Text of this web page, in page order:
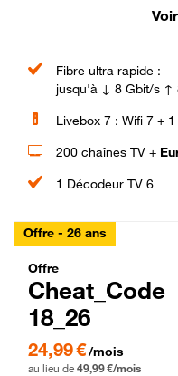
Fibre ultra rapide :
jusqu'à ↓ 8 Gbit/s ↑
Livebox 7 : Wifi 7 +
200 chaînes TV +
1 Décodeur TV 6
Offre - 26 ans
Cheat_Code
Offre
Cheat_Code
18_26
24,99 € par mois pendant 0
24,99 €/mois
au lieu de 49,99 €/mois